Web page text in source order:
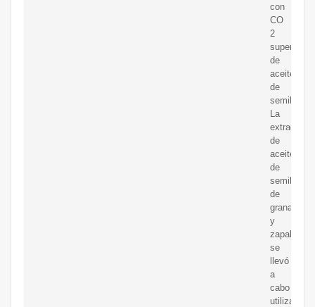
con
CO
2
de
aceites
de
semillas.
La
extracción
de
aceite
de
semilla
de
granadilla
y
zapallo
se
llevó
a
cabo
utilizando